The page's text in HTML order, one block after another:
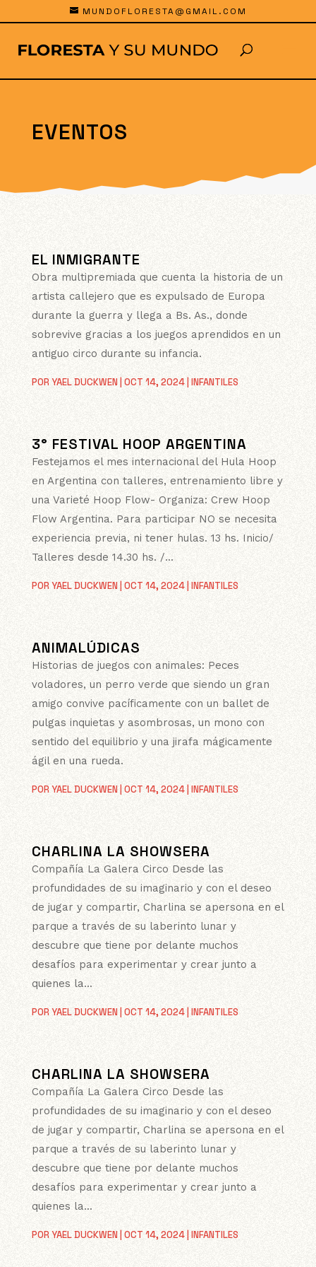
MUNDOFLORESTA@GMAIL.COM
EVENTOS
EL INMIGRANTE
PORYAEL DUCKWEN| OCT 14, 2024| INFANTILES
Obra multipremiada que cuenta la historia de un
artista callejero que es expulsado de Europa
durante la guerra y llega a Bs. As., donde
sobrevive gracias a los juegos aprendidos en un
antiguo circo durante su infancia.
3° FESTIVAL HOOP ARGENTINA
PORYAEL DUCKWEN OCT 14, 2024| INFANTILES
Festejamos el mes internacional del Hula Hoop
en Argentina con talleres, entrenamiento libre y
una Varieté Hoop Flow- Organiza: Crew Hoop
Flow Argentina. Para participar NO se necesita
experiencia previa, ni tener hulas. 13 hs. Inicio/
Talleres desde 14.30 hs. /...
ANIMALÚDICAS
POR YAEL DUCKWEN OCT 14, 2024| INFANTILES
Historias de juegos con animales: Peces
voladores, un perro verde que siendo un gran
amigo convive pacíficamente con un ballet de
pulgas inquietas y asombrosas, un mono con
sentido del equilibrio y una jirafa mágicamente
ágil en una rueda.
CHARLINA LA SHOWSERA
PORYAEL DUCKWEN OCT 14, 2024| INFANTILES
Compañía La Galera Circo Desde las
profundidades de su imaginario y con el deseo
de jugar y compartir, Charlina se apersona en el
parque a través de su laberinto lunar y
descubre que tiene por delante muchos
desafíos para experimentar y crear junto a
quienes la...
CHARLINA LA SHOWSERA
PORYAEL DUCKWEN| OCT 14, 2024| INFANTILES
Compañía La Galera Circo Desde las
profundidades de su imaginario y con el deseo
de jugar y compartir, Charlina se apersona en el
parque a través de su laberinto lunar y
descubre que tiene por delante muchos
desafíos para experimentar y crear junto a
quienes la...